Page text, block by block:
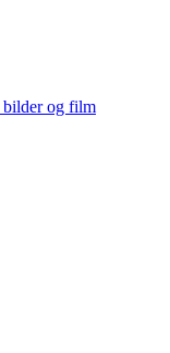
bilder og film